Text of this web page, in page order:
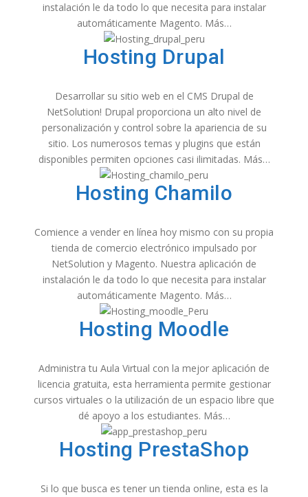
instalación le da todo lo que necesita para instalar
automáticamente Magento. Más…
Hosting Drupal
Desarrollar su sitio web en el CMS Drupal de
NetSolution! Drupal proporciona un alto nivel de
personalización y control sobre la apariencia de su
sitio. Los numerosos temas y plugins que están
disponibles permiten opciones casi ilimitadas. Más…
Hosting Chamilo
Comience a vender en línea hoy mismo con su propia
tienda de comercio electrónico impulsado por
NetSolution y Magento. Nuestra aplicación de
instalación le da todo lo que necesita para instalar
automáticamente Magento. Más…
Hosting Moodle
Administra tu Aula Virtual con la mejor aplicación de
licencia gratuita, esta herramienta permite gestionar
cursos virtuales o la utilización de un espacio libre que
dé apoyo a los estudiantes. Más…
Hosting PrestaShop
Si lo que busca es tener un tienda online, esta es la